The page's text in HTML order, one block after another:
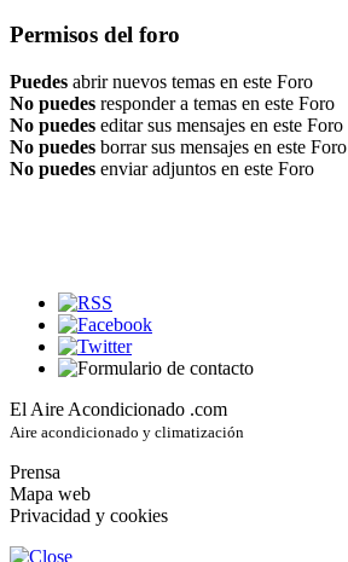
Permisos del foro
Puedes abrir nuevos temas en este Foro
No puedes responder a temas en este Foro
No puedes editar sus mensajes en este Foro
No puedes borrar sus mensajes en este Foro
No puedes enviar adjuntos en este Foro
El Aire Acondicionado .com
Aire acondicionado y climatización
Prensa
Mapa web
Privacidad y cookies